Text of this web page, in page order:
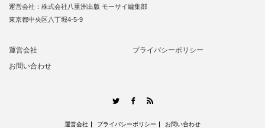
運営会社：株式会社八重洲出版 モーサイ編集部
東京都中央区八丁堀4-5-9
運営会社
プライバシーポリシー
お問い合わせ
TwitterFacebook
運営会社 プライバシーポリシー お問い合わせ